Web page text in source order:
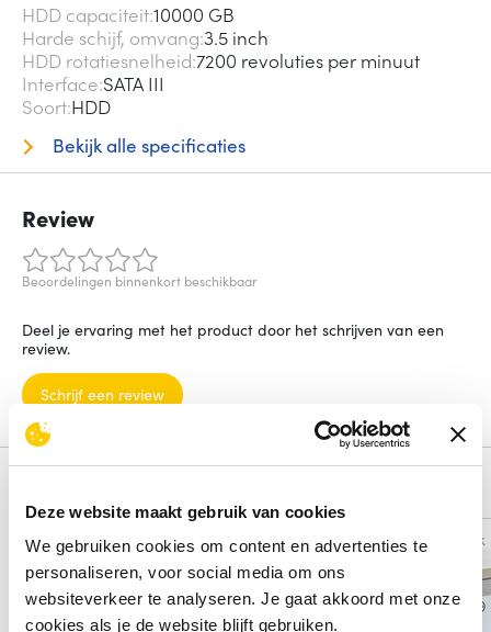
Deze website maakt gebruik van cookies
We gebruiken cookies om content en advertenties te
personaliseren, voor social media om ons
websiteverkeer te analyseren. Je gaat akkoord met onze
cookies als je de website blijft gebruiken.
HDD capaciteit10000 GB
Harde schijf, omvang 3.5 inch
HDD rotatiesnelheid 7200 revoluties per minuut
Interface SATA III
Soort HDD
Bekijk alle specificaties
Review
Beoordelingen binnenkort beschikbaar
Deel je ervaring met het product door het schrijven van een
review.
Schrijf een review
Vergelijk Vergelijk